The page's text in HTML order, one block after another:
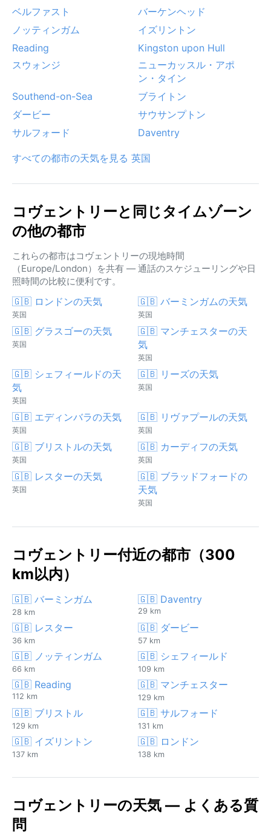
ベルファスト
バーケンヘッド
ノッティンガム
イズリントン
Reading
Kingston upon Hull
スウォンジ
ニューカッスル・アポ
ン・タイン
Southend-on-Sea
ブライトン
ダービー
サウサンプトン
サルフォード
Daventry
すべての都市の天気を見る 英国
コヴェントリーと同じタイムゾーン
の他の都市
これらの都市はコヴェントリーの現地時間
（Europe/London）を共有 — 通話のスケジューリングや日
照時間の比較に便利です。
🇬🇧 ロンドンの天気
英国
🇬🇧 バーミンガムの天気
英国
🇬🇧 グラスゴーの天気
英国
🇬🇧 マンチェスターの天
気
英国
🇬🇧 シェフィールドの天
気
英国
🇬🇧 リーズの天気
英国
🇬🇧 エディンバラの天気
英国
🇬🇧 リヴァプールの天気
英国
🇬🇧 ブリストルの天気
英国
🇬🇧 カーディフの天気
英国
🇬🇧 レスターの天気
英国
🇬🇧 ブラッドフォードの
天気
英国
コヴェントリー付近の都市（300
km以内）
🇬🇧 バーミンガム
28 km
🇬🇧 Daventry
29 km
🇬🇧 レスター
36 km
🇬🇧 ダービー
57 km
🇬🇧 ノッティンガム
66 km
🇬🇧 シェフィールド
109 km
🇬🇧 Reading
112 km
🇬🇧 マンチェスター
129 km
🇬🇧 ブリストル
129 km
🇬🇧 サルフォード
131 km
🇬🇧 イズリントン
137 km
🇬🇧 ロンドン
138 km
コヴェントリーの天気 — よくある質
問